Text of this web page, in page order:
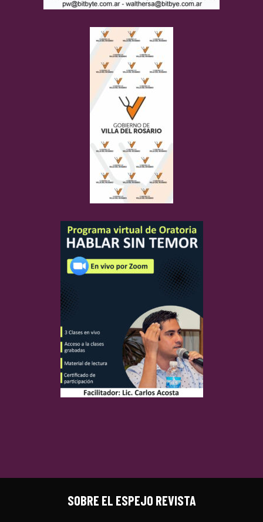
SOBRE EL ESPEJO REVISTA